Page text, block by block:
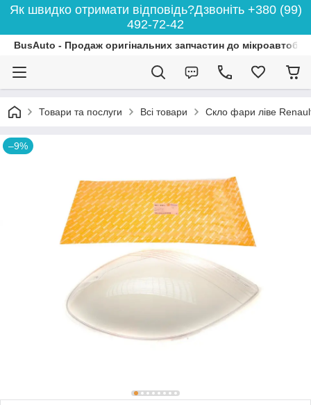
Як швидко отримати відповідь?Дзвоніть +380 (99)
492-72-42
BusAuto - Продаж оригінальних запчастин до
Товари та послуги Всі товари Скло фари ліве
–9%